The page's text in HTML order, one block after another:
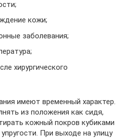
кожи;
заболевания;
хирургического
имеют временный характер.
из положения как сидя,
кожный покров кубиками
При выходе на улицу